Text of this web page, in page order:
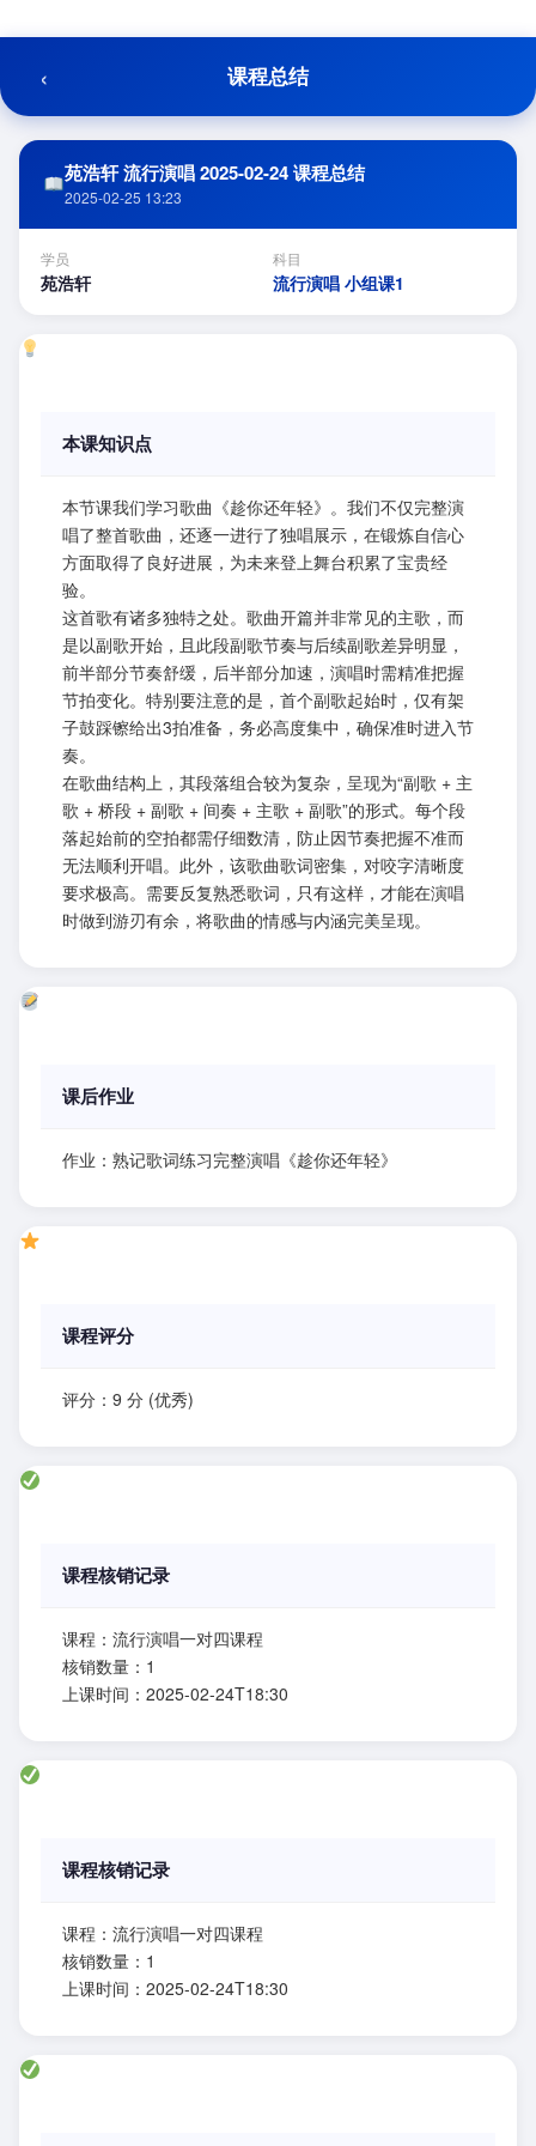
至
容
‹ 课程总结
苑浩轩 流行演唱 2025-02-24 课程总结
2025-02-25 13:23
学员
苑浩轩
科目
流行演唱 小组课1
本课知识点
本节课我们学习歌曲《趁你还年轻》。我们不仅完整演
唱了整首歌曲，还逐一进行了独唱展示，在锻炼自信心
方面取得了良好进展，为未来登上舞台积累了宝贵经
验。
这首歌有诸多独特之处。歌曲开篇并非常见的主歌，而
是以副歌开始，且此段副歌节奏与后续副歌差异明显，
前半部分节奏舒缓，后半部分加速，演唱时需精准把握
节拍变化。特别要注意的是，首个副歌起始时，仅有架
子鼓踩镲给出3拍准备，务必高度集中，确保准时进入节
奏。
在歌曲结构上，其段落组合较为复杂，呈现为“副歌 + 主
歌 + 桥段 + 副歌 + 间奏 + 主歌 + 副歌”的形式。每个段
落起始前的空拍都需仔细数清，防止因节奏把握不准而
无法顺利开唱。此外，该歌曲歌词密集，对咬字清晰度
要求极高。需要反复熟悉歌词，只有这样，才能在演唱
时做到游刃有余，将歌曲的情感与内涵完美呈现。
课后作业
作业：熟记歌词练习完整演唱《趁你还年轻》
课程评分
评分：9 分 (优秀)
课程核销记录
课程：流行演唱一对四课程
核销数量：1
上课时间：2025-02-24T18:30
课程核销记录
课程：流行演唱一对四课程
核销数量：1
上课时间：2025-02-24T18:30